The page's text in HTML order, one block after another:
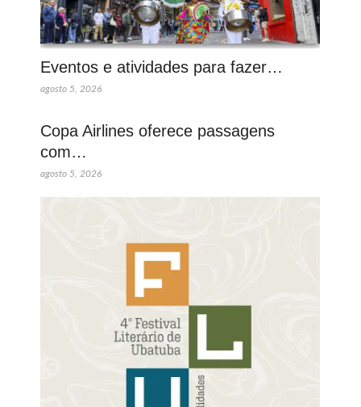
Eventos e atividades para fazer…
agosto 5, 2026
Copa Airlines oferece passagens
com…
agosto 5, 2026